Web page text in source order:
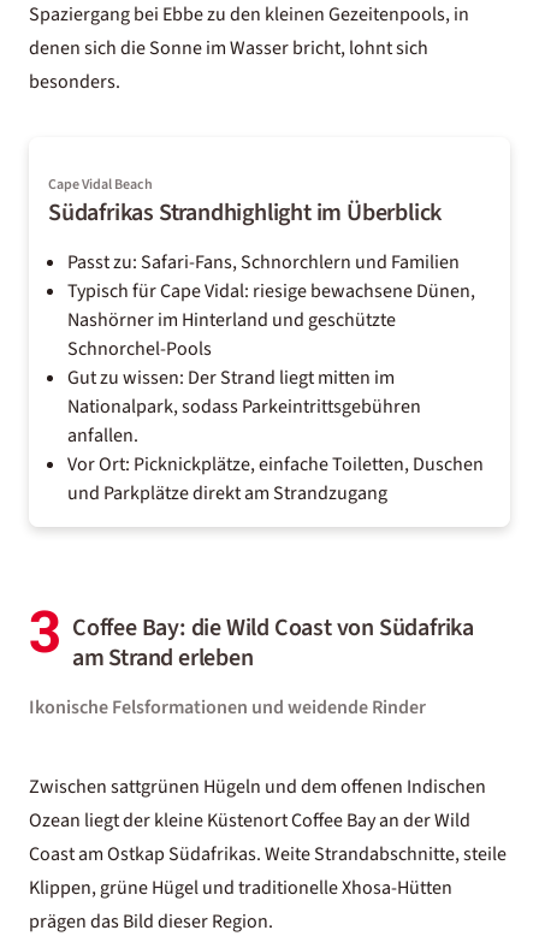
Spaziergang bei Ebbe zu den kleinen Gezeitenpools, in
denen sich die Sonne im Wasser bricht, lohnt sich
besonders.
Cape Vidal Beach
Südafrikas Strandhighlight im Überblick
Passt zu: Safari-Fans, Schnorchlern und Familien
Typisch für Cape Vidal: riesige bewachsene Dünen,
Nashörner im Hinterland und geschützte
Schnorchel-Pools
Gut zu wissen: Der Strand liegt mitten im
Nationalpark, sodass Parkeintrittsgebühren
anfallen.
Vor Ort: Picknickplätze, einfache Toiletten, Duschen
und Parkplätze direkt am Strandzugang
3 Coffee Bay: die Wild Coast von Südafrika
am Strand erleben
Ikonische Felsformationen und weidende Rinder
Zwischen sattgrünen Hügeln und dem offenen Indischen
Ozean liegt der kleine Küstenort Coffee Bay an der Wild
Coast am Ostkap Südafrikas. Weite Strandabschnitte, steile
Klippen, grüne Hügel und traditionelle Xhosa-Hütten
prägen das Bild dieser Region.